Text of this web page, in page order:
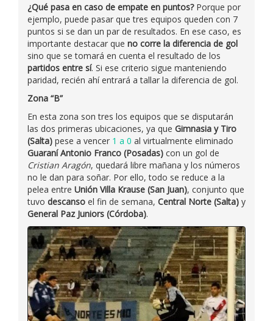
¿Qué pasa en caso de empate en puntos?Porque por
ejemplo, puede pasar que tres equipos queden con 7
puntos si se dan un par de resultados. En ese caso, es
importante destacar que no corre la diferencia de gol
sino que se tomará en cuenta el resultado de los
partidos entre sí. Si ese criterio sigue manteniendo
paridad, recién ahí entrará a tallar la diferencia de gol.
Zona “B”
En esta zona son tres los equipos que se disputarán
las dos primeras ubicaciones, ya que Gimnasia y Tiro
(Salta) pese a vencer 1 a 0 al virtualmente eliminado
Guaraní Antonio Franco (Posadas) con un gol de
Cristian Aragón, quedará libre mañana y los números
no le dan para soñar. Por ello, todo se reduce a la
pelea entre Unión Villa Krause (San Juan), conjunto que
tuvo descanso el fin de semana, Central Norte (Salta) y
General Paz Juniors (Córdoba).